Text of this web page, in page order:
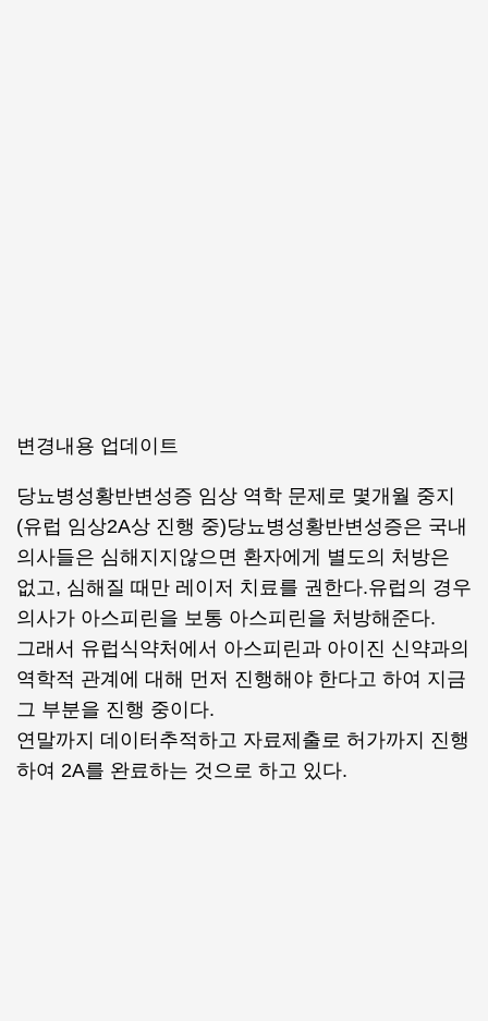
변경내용 업데이트
당뇨병성황반변성증 임상 역학 문제로 몇개월 중지
(유럽 임상2A상 진행 중)당뇨병성황반변성증은 국내
의사들은 심해지지않으면 환자에게 별도의 처방은
없고, 심해질 때만 레이저 치료를 권한다.유럽의 경우
의사가 아스피린을 보통 아스피린을 처방해준다.
그래서 유럽식약처에서 아스피린과 아이진 신약과의
역학적 관계에 대해 먼저 진행해야 한다고 하여 지금
그 부분을 진행 중이다.
연말까지 데이터추적하고 자료제출로 허가까지 진행
하여 2A를 완료하는 것으로 하고 있다.